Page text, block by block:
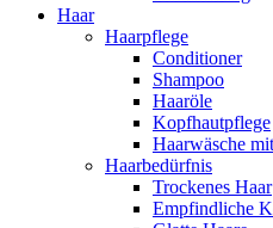
Haar
Haarpflege
Conditioner
Shampoo
Haaröle
Kopfhautpflege
Haarwäsche
Haarbedürfnis
Trockenes Haar
Empfindliche